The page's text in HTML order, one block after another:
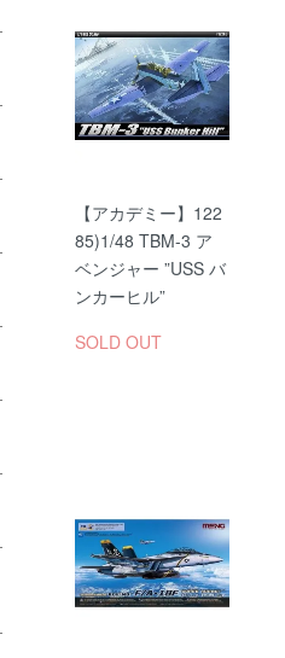
【アカデミー】122
85)1/48 TBM-3 ア
ベンジャー ”USS バ
ンカーヒル”
SOLD OUT